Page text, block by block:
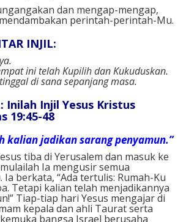
dan mengap-mengap,
perintah-perintah-Mu.
INJIL:
ini telah Kupilih dan Kukuduskan.
di sana sepanjang masa.
Inilah Injil Yesus Kristus
19:45-48
kalian jadikan sarang penyamun.”
tiba di Yerusalem dan masuk ke
Ia mengusir semua
Ia berkata, “Ada tertulis: Rumah-Ku
Tetapi kalian telah menjadikannya
Tiap-tiap hari Yesus mengajar di
kepala dan ahli Taurat serta
bangsa Israel berusaha